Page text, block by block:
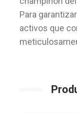
Para
activos que